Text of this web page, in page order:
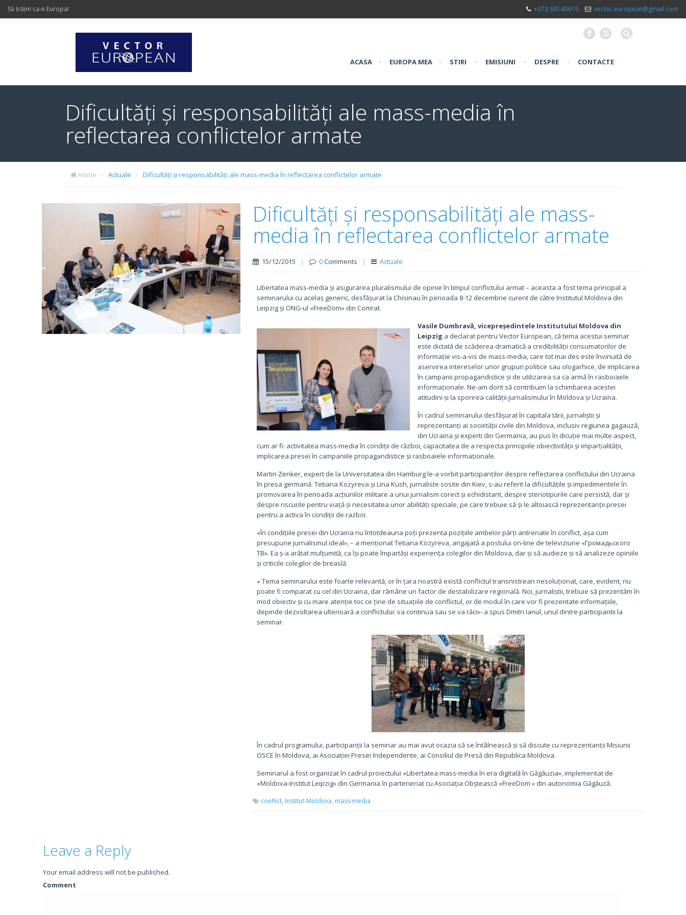
Să trăim ca-n Europa! +373 69140619 vector.european@gmail.com
F X
ACASA • EUROPA MEA • STIRI • EMISIUNI • DESPRE • CONTACTE
Dificultăți și responsabilități ale mass-media în
reflectarea conflictelor armate
Home Actuale Dificultăți și responsabilități ale mass-media în reflectarea conflictelor armate
Dificultăți și responsabilități ale mass-
media în reflectarea conflictelor armate
15/12/2015 | 0Comments | Actuale
Libertatea mass-media și asigurarea pluralismului de opinie în timpul conflictului armat – aceasta a fost tema principal a
seminarului cu acelaș generic, desfășurat la Chisinau în perioada 8-12 decembrie curent de către Institutul Moldova din
Leipzig și ONG-ul «FreeDom» din Comrat.
Vasile Dumbravă, vicepreședintele Institutului Moldova din
Leipzig a declarat pentru Vector European, că tema acestui seminar
este dictată de scăderea dramatică a credibilității consumatorilor de
informație vis-a-vis de mass-media, care tot mai des este învinuită de
aservirea intereselor unor grupuri politice sau ologarhice, de implicarea
în campanii propagandistice și de utilizarea sa ca armă în rasboiaele
informaționale. Ne-am dorit să contribuim la schimbarea acestei
atitudini și la sporirea calității jurnalismului în Moldova și Ucraina.
În cadrul seminarului desfășurat în capitala tării, jurnaliștii și
reprezentanți ai societății civile din Moldova, inclusiv regiunea gagauză,
din Ucraina și experti din Germania, au pus în dicuție mai multe aspect,
cum ar fi: activitatea mass-media în condiții de război, capacitatea de a respecta principiile obiectivității și imparțialității,
implicarea presei în campaniile propagandistice și rasboaiele informaționale.
Martin Zenker, expert de la Universitatea din Hamburg le-a vorbit participanților despre reflectarea conflictului din Ucraina
în presa germană. Tetiana Kozyreva și Lina Kush, jurnaliste sosite din Kiev, s-au referit la dificultățile și impedimentele în
promovarea în perioada acțiunilor militare a unui jurnalism corect și echidistant, despre steriotipurile care persistă, dar și
despre riscurile pentru viață și necesitatea unor abilități speciale, pe care trebuie să și le altoiască reprezentanții presei
pentru a activa în condiții de razboi.
«În condițiile presei din Ucraina nu întotdeauna poți prezenta pozițiile ambelor părți antrenate în conflict, așa cum
presupune jurnalismul ideal», – a menționat Tetiana Kozyreva, angajată a postului on-line de televiziune «Громадьского
ТВ». Ea ș-a arătat mulțumită, ca își poate împartăși experiența colegilor din Moldova, dar și să audieze și să analizeze opiniile
și criticile colegilor de breaslă.
« Tema seminarului este foarte relevantă, or în țara noastră există conflictul transnistrean nesoluționat, care, evident, nu
poate fi comparat cu cel din Ucraina, dar rămâne un factor de destabilizare regională. Noi, jurnaliștii, trebuie să prezentăm în
mod obiectiv și cu mare atenție toc ce ține de situațiile de conflictul, or de modul în care vor fi prezentate informațiile,
depinde dezvoltarea ulterioară a conflictului: va continua sau se va răci»- a spus Dmitri Ianul, unul dintre participantii la
seminar.
În cadrul programului, participanții la seminar au mai avut ocazia să se întâlnească și să discute cu reprezentanții Misiunii
OSCE în Moldova, ai Asociației Presei Independente, ai Consiliul de Presă din Republica Moldova.
Seminarul a fost organizat în cadrul proiectului «Libertatea mass-media în era digitală în Găgăuzia», implementat de
«Moldova-Institut Leipzig» din Germania în parteneriat cu Asociația Obștească «FreeDom » din autonomia Găgăuză.
conflict, Institut-Moldova, mass-media
Leave a Reply
Your email address will not be published.
Comment